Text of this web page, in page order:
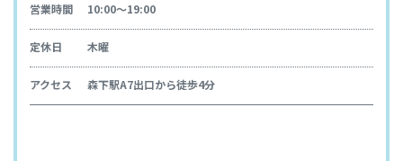
営業時間 10:00～19:00
定休日 木曜
アクセス 森下駅A7出口から徒歩4分